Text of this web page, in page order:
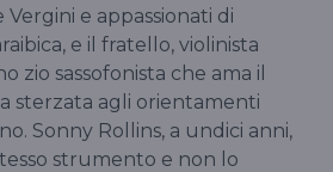
e appassionati di
e il fratello, violinista
zio sassofonista che ama il
sterzata agli orientamenti
Sonny Rollins, a undici anni,
strumento e non lo